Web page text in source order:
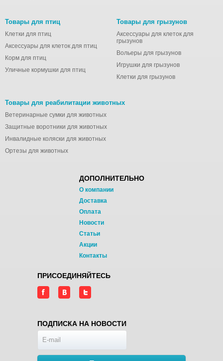
Товары для птиц
Клетки для птиц
Аксессуары для клеток для птиц
Корм для птиц
Уличные кормушки для птиц
Товары для грызунов
Аксессуары для клеток для
грызунов
Вольеры для грызунов
Игрушки для грызунов
Клетки для грызунов
Товары для реабилитации животных
Ветеринарные сумки для животных
Защитные воротники для животных
Инвалидные коляски для животных
Ортезы для животных
ДОПОЛНИТЕЛЬНО
О компании
Доставка
Оплата
Новости
Статьи
Акции
Контакты
ПРИСОЕДИНЯЙТЕСЬ
ПОДПИСКА НА НОВОСТИ